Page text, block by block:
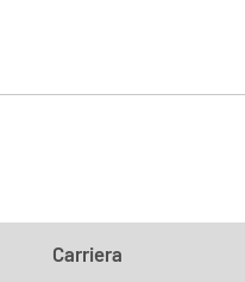
Carriera